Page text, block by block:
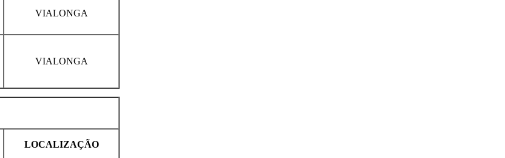
VIALONGA
VIALONGA
LOCALIZAÇÃO